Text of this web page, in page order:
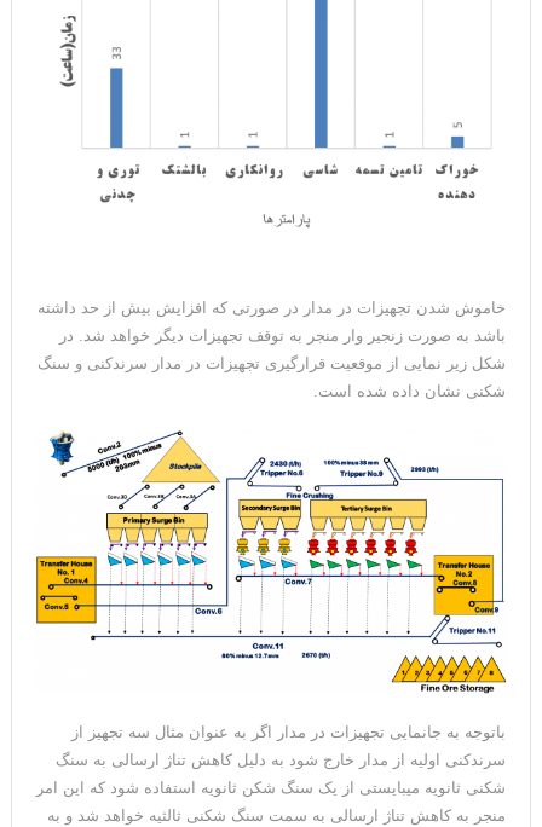
خاموش شدن تجهیزات در مدار در صورتی که افزایش بیش از حد داشته
باشد به صورت زنجیر وار منجر به توقف تجهیزات دیگر خواهد شد. در
شکل زیر نمایی از موقعیت قرارگیری تجهیزات در مدار سرندکنی و سنگ
شکنی نشان داده شده است.
باتوجه به جانمایی تجهیزات در مدار اگر به عنوان مثال سه تجهیز از
سرندکنی اولیه از مدار خارج شود به دلیل کاهش تناژ ارسالی به سنگ
شکنی ثانویه میبایستی از یک سنگ شکن ثانویه استفاده شود که این امر
منجر به کاهش تناژ ارسالی به سمت سنگ شکنی ثالثیه خواهد شد و به